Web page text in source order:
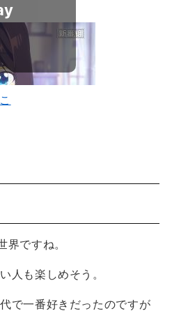
ですね。
人も楽しめそう。
で一番好きだったのですが